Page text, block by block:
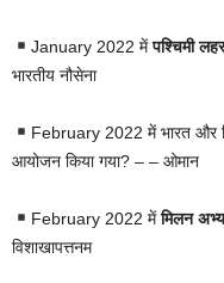
January 2022 मेंपश्चिमी
भारतीय नौसेना
February 2022 में भारत और
आयोजन किया गया? – – ओमान
February 2022 मेंमिलन
विशाखापत्तनम